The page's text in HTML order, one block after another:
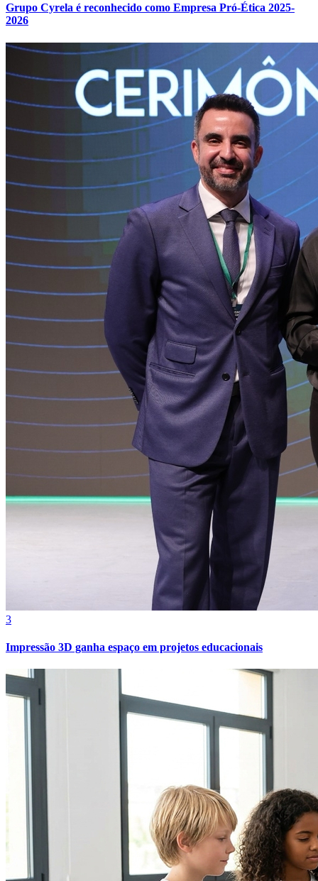
Fluminense
Grupo Cyrela é reconhecido como Empresa Pró-Ética 2025-
2026
3
Impressão 3D ganha espaço em projetos educacionais